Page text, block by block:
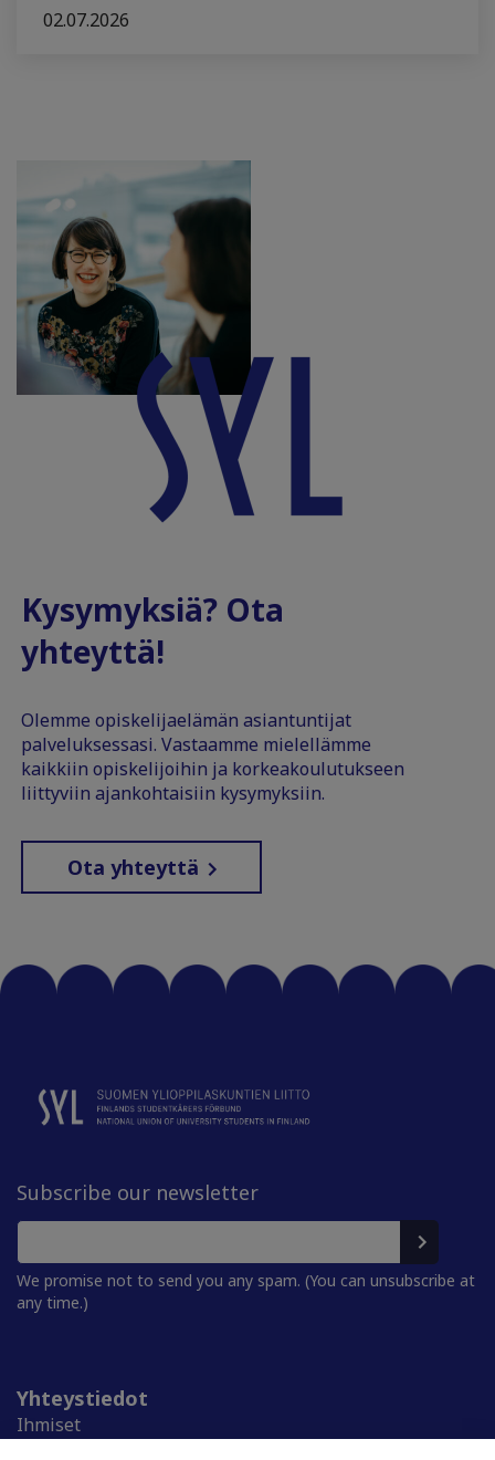
02.07.2026
Kysymyksiä? Ota
yhteyttä!
Olemme opiskelijaelämän asiantuntijat
palveluksessasi. Vastaamme mielellämme
kaikkiin opiskelijoihin ja korkeakoulutukseen
liittyviin ajankohtaisiin kysymyksiin.
Ota yhteyttä
Subscribe our newsletter
We promise not to send you any spam. (You can unsubscribe at
any time.)
Yhteystiedot
Ihmiset